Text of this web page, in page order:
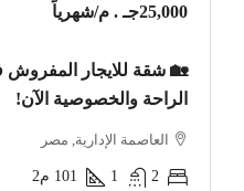
25,000جـ . م /شهرياً
🏡 شقة للايجار
الراحة والخصوصية الآن!
العاصمة الإدارية, مصر
2
1
101 م2